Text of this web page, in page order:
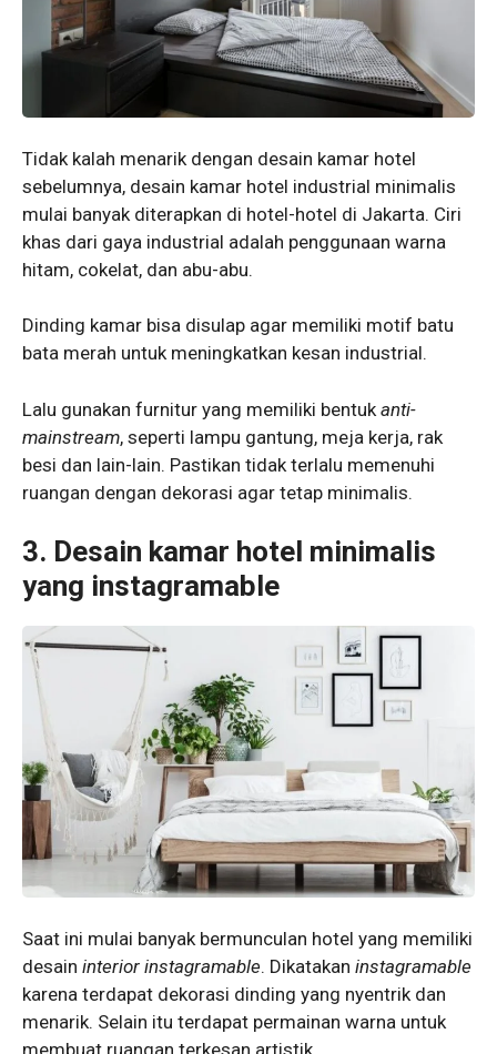
Tidak kalah menarik dengan desain kamar hotel
sebelumnya, desain kamar hotel industrial minimalis
mulai banyak diterapkan di hotel-hotel di Jakarta. Ciri
khas dari gaya industrial adalah penggunaan warna
hitam, cokelat, dan abu-abu.
Dinding kamar bisa disulap agar memiliki motif batu
bata merah untuk meningkatkan kesan industrial.
Lalu gunakan furnitur yang memiliki bentuk anti-
mainstream, seperti lampu gantung, meja kerja, rak
besi dan lain-lain. Pastikan tidak terlalu memenuhi
ruangan dengan dekorasi agar tetap minimalis.
3. Desain kamar hotel minimalis
yang instagramable
Saat ini mulai banyak bermunculan hotel yang memiliki
desain interior instagramable. Dikatakan instagramable
karena terdapat dekorasi dinding yang nyentrik dan
menarik. Selain itu terdapat permainan warna untuk
membuat ruangan terkesan artistik.